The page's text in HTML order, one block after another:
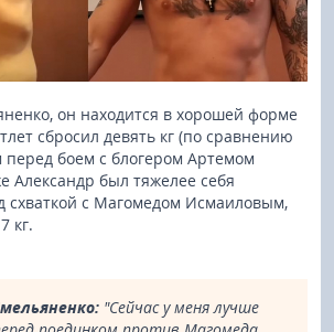
он находится в хорошей форме
сбросил девять кг (по сравнению
боем с блогером Артемом
Александр был тяжелее себя
схваткой с Магомедом Исмаиловым,
кг.
"Сейчас у меня лучше